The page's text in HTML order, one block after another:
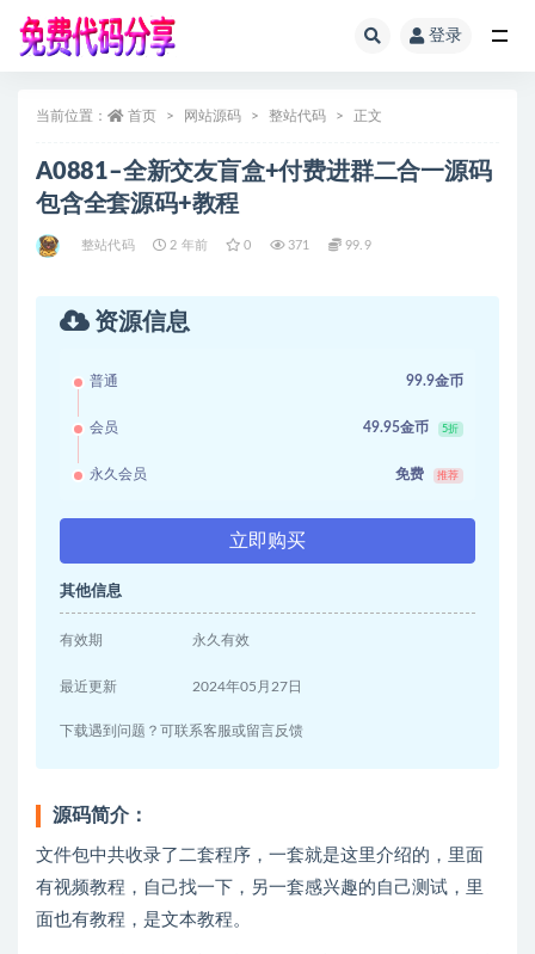
登录
当前位置： 首页 网站源码 整站代码 正文
A0881–全新交友盲盒+付费进群二合一源码
包含全套源码+教程
整站代码 2 年前 0 371 99.9
资源信息
普通 99.9金币
会员 49.95金币 5折
永久会员 免费 推荐
立即购买
其他信息
有效期 永久有效
最近更新 2024年05月27日
下载遇到问题？可联系客服或留言反馈
源码简介：
文件包中共收录了二套程序，一套就是这里介绍的，里面
有视频教程，自己找一下，另一套感兴趣的自己测试，里
面也有教程，是文本教程。